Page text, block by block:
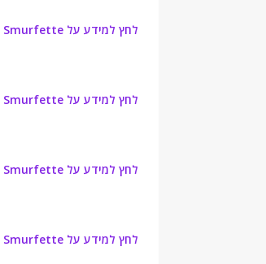
לחץ למידע על Smurfette
לחץ למידע על Smurfette
לחץ למידע על Smurfette
לחץ למידע על Smurfette